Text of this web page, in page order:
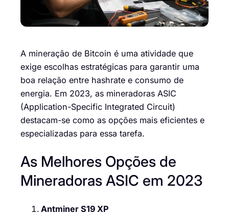
A mineração de Bitcoin é uma atividade que
exige escolhas estratégicas para garantir uma
boa relação entre hashrate e consumo de
energia. Em 2023, as mineradoras ASIC
(Application-Specific Integrated Circuit)
destacam-se como as opções mais eficientes e
especializadas para essa tarefa.
As Melhores Opções de
Mineradoras ASIC em 2023
Antminer S19 XP